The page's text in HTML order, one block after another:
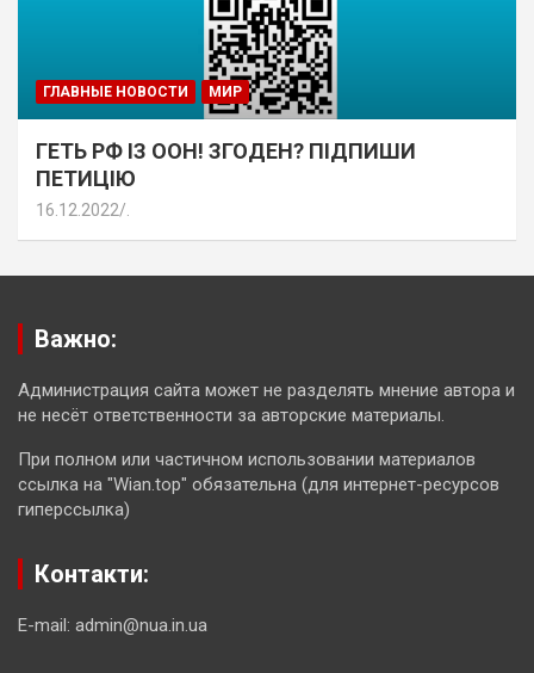
ГЛАВНЫЕ НОВОСТИ МИР
ГЕТЬ РФ ІЗ ООН! ЗГОДЕН? ПІДПИШИ
ПЕТИЦІЮ
16.12.2022
Важно:
Администрация сайта может не разделять мнение автора и
не несёт ответственности за авторские материалы.
При полном или частичном использовании материалов
ссылка на "Wian.top" обязательна (для интернет-ресурсов
гиперссылка)
Контакти:
E-mail: admin@nua.in.ua